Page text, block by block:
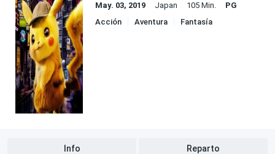
May. 03, 2019 Japan 105 Min.
PG
Acción
Aventura Fantasía
Info Reparto